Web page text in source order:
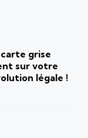
grise
sur votre
légale !